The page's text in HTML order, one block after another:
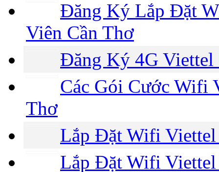
Đăng Ký Lắp Đặt
Viên Cần Thơ
Đăng Ký 4G Viettel
Các Gói Cước Wifi
Thơ
Lắp Đặt Wifi Viettel
Lắp Đặt Wifi Viettel